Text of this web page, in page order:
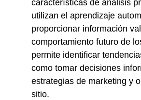
características de análisis
utilizan el aprendizaje
proporcionar información
comportamiento futuro de
permite identificar
como tomar decisiones
estrategias de marketing y
sitio.